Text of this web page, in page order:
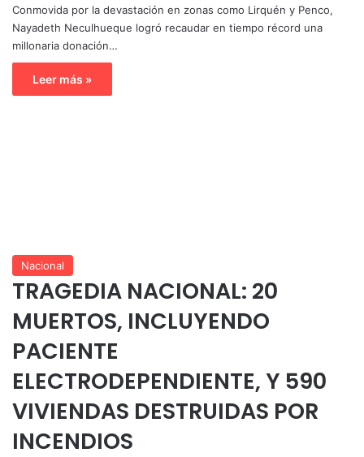
Conmovida por la devastación en zonas como Lirquén y Penco,
Nayadeth Neculhueque logró recaudar en tiempo récord una
millonaria donación…
Leer más »
Nacional
TRAGEDIA NACIONAL: 20
MUERTOS, INCLUYENDO
PACIENTE
ELECTRODEPENDIENTE, Y 590
VIVIENDAS DESTRUIDAS POR
INCENDIOS